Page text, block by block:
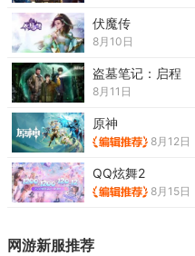
伏魔传
8月10日
盗墓笔记：启程
8月11日
原神
8月12日
QQ炫舞2
8月15日
网游新服推荐